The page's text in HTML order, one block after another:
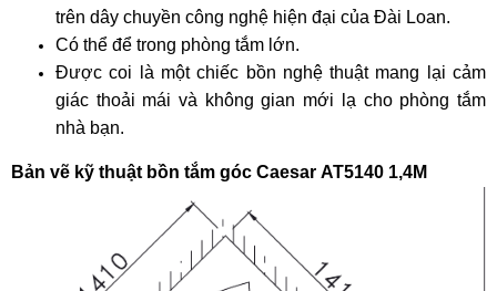
trên dây chuyền công nghệ hiện đại của Đài Loan.
Có thể để trong phòng tắm lớn.
Được coi là một chiếc bồn nghệ thuật mang lại cảm
giác thoải mái và không gian mới lạ cho phòng tắm
nhà bạn.
Bản vẽ kỹ thuật bồn tắm góc Caesar AT5140 1,4M